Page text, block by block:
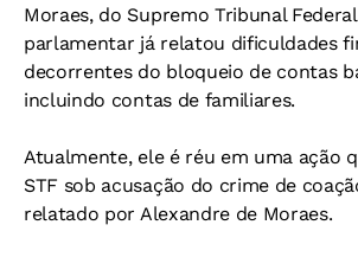
Moraes, do Supremo Tribunal
parlamentar já relatou dificuldades
decorrentes do bloqueio de contas
incluindo contas de familiares.
Atualmente, ele é réu em uma ação
STF sob acusação do crime de
relatado por Alexandre de Moraes.